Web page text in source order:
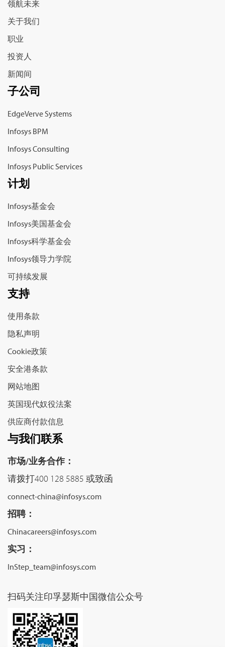
领航未来
关于我们
职业
投资人
新闻间
子公司
EdgeVerve Systems
Infosys BPM
Infosys Consulting
Infosys Public Services
计划
Infosys基金会
Infosys美国基金会
Infosys科学基金会
Infosys领导力学院
可持续发展
支持
使用条款
隐私声明
Cookie政策
安全港条款
网站地图
英国现代奴役法案
供应商付款信息
与我们联系
市场/业务合作：
请拨打400 128 5885 或致函
connect-china@infosys.com
招聘：
Chinacareers@infosys.com
实习：
InStep_team@infosys.com
扫码关注印孚瑟斯中国微信公众号